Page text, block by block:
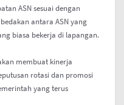
ASN sesuai dengan
antara ASN yang
biasa bekerja di lapangan.
membuat kinerja
rotasi dan promosi
yang terus